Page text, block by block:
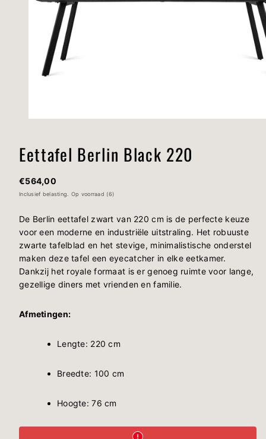
Eettafel Berlin Black 220
Normale
prijs
€564,00
Inclusief belasting. Op voorraad (6)
De Berlin eettafel zwart van 220 cm is de perfecte keuze
voor een moderne en industriële uitstraling. Het robuuste
zwarte tafelblad en het stevige, minimalistische onderstel
maken deze tafel een eyecatcher in elke eetkamer.
Dankzij het royale formaat is er genoeg ruimte voor lange,
gezellige diners met vrienden en familie.
Afmetingen:
Lengte: 220 cm
Breedte: 100 cm
Hoogte: 76 cm